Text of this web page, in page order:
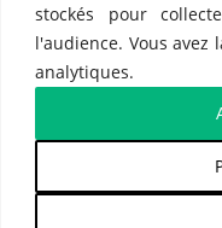
stockés pour
l'audience. Vous avez
analytiques.
ETTS 365 SL, Rambla de
Partenaires de l'US
𝕏